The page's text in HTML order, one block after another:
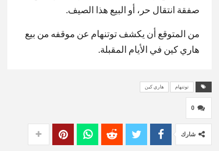
صفقة انتقال حر، أو البيع هذا الصيف.
من المتوقع أن يكشف توتنهام عن موقفه من بيع
هاري كين في الأيام المقبلة.
توتنهام هاري كين
0
شارك